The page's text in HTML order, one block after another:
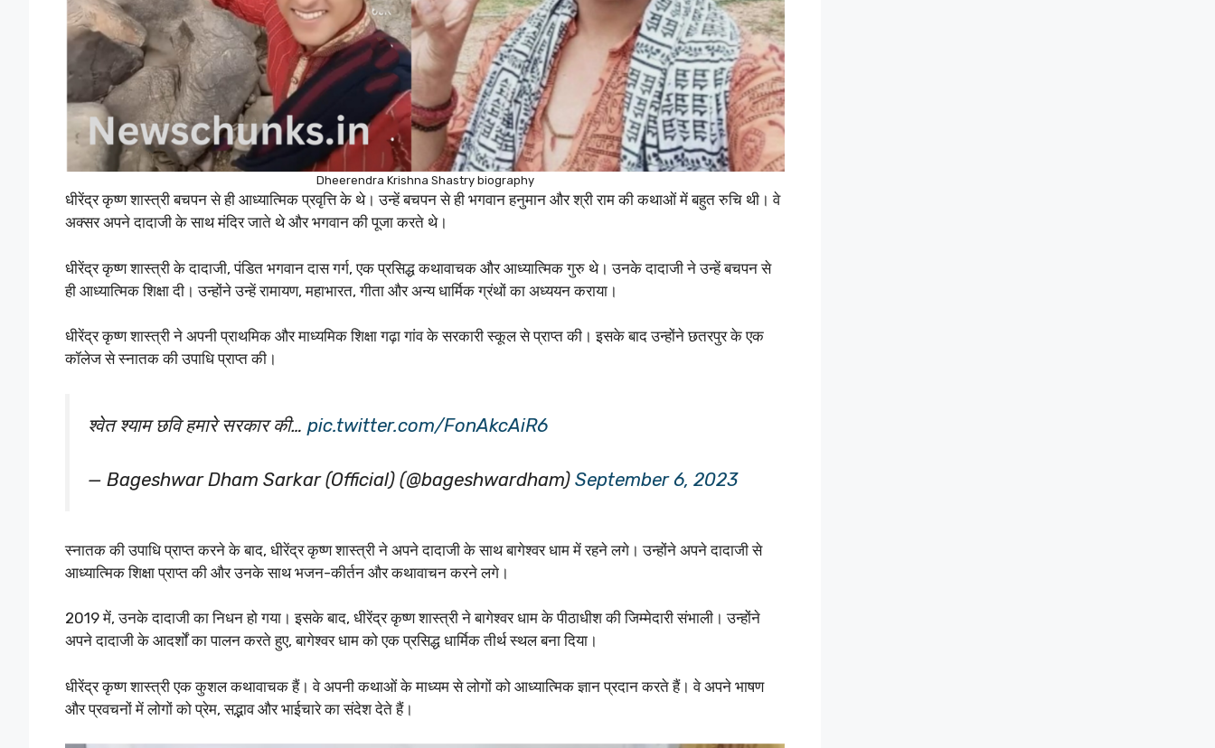
Dheerendra Krishna Shastry biography
धीरेंद्र कृष्ण शास्त्री बचपन से ही आध्यात्मिक प्रवृत्ति के थे। उन्हें बचपन से ही भगवान हनुमान और श्री राम की कथाओं में बहुत रुचि थी। वे
अक्सर अपने दादाजी के साथ मंदिर जाते थे और भगवान की पूजा करते थे।
धीरेंद्र कृष्ण शास्त्री के दादाजी, पंडित भगवान दास गर्ग, एक प्रसिद्ध कथावाचक और आध्यात्मिक गुरु थे। उनके दादाजी ने उन्हें बचपन से
ही आध्यात्मिक शिक्षा दी। उन्होंने उन्हें रामायण, महाभारत, गीता और अन्य धार्मिक ग्रंथों का अध्ययन कराया।
धीरेंद्र कृष्ण शास्त्री ने अपनी प्राथमिक और माध्यमिक शिक्षा गढ़ा गांव के सरकारी स्कूल से प्राप्त की। इसके बाद उन्होंने छतरपुर के एक
कॉलेज से स्नातक की उपाधि प्राप्त की।
श्वेत श्याम छवि हमारे सरकार की… pic.twitter.com/FonAkcAiR6
— Bageshwar Dham Sarkar (Official) (@bageshwardham) September 6, 2023
स्नातक की उपाधि प्राप्त करने के बाद, धीरेंद्र कृष्ण शास्त्री ने अपने दादाजी के साथ बागेश्वर धाम में रहने लगे। उन्होंने अपने दादाजी से
आध्यात्मिक शिक्षा प्राप्त की और उनके साथ भजन-कीर्तन और कथावाचन करने लगे।
2019 में, उनके दादाजी का निधन हो गया। इसके बाद, धीरेंद्र कृष्ण शास्त्री ने बागेश्वर धाम के पीठाधीश की जिम्मेदारी संभाली। उन्होंने
अपने दादाजी के आदर्शों का पालन करते हुए, बागेश्वर धाम को एक प्रसिद्ध धार्मिक तीर्थ स्थल बना दिया।
धीरेंद्र कृष्ण शास्त्री एक कुशल कथावाचक हैं। वे अपनी कथाओं के माध्यम से लोगों को आध्यात्मिक ज्ञान प्रदान करते हैं। वे अपने भाषण
और प्रवचनों में लोगों को प्रेम, सद्भाव और भाईचारे का संदेश देते हैं।